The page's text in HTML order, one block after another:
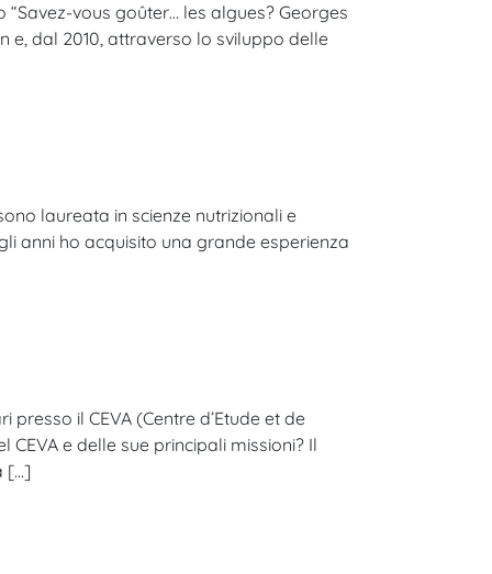
vous goûter… les algues? Georges
dal 2010, attraverso lo sviluppo delle
laureata in scienze nutrizionali e
anni ho acquisito una grande esperienza
il CEVA (Centre d’Etude et de
e delle sue principali missioni? Il
[…]